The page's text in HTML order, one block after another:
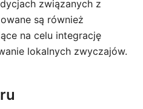
związanych z
są również
na celu integrację
lokalnych zwyczajów.